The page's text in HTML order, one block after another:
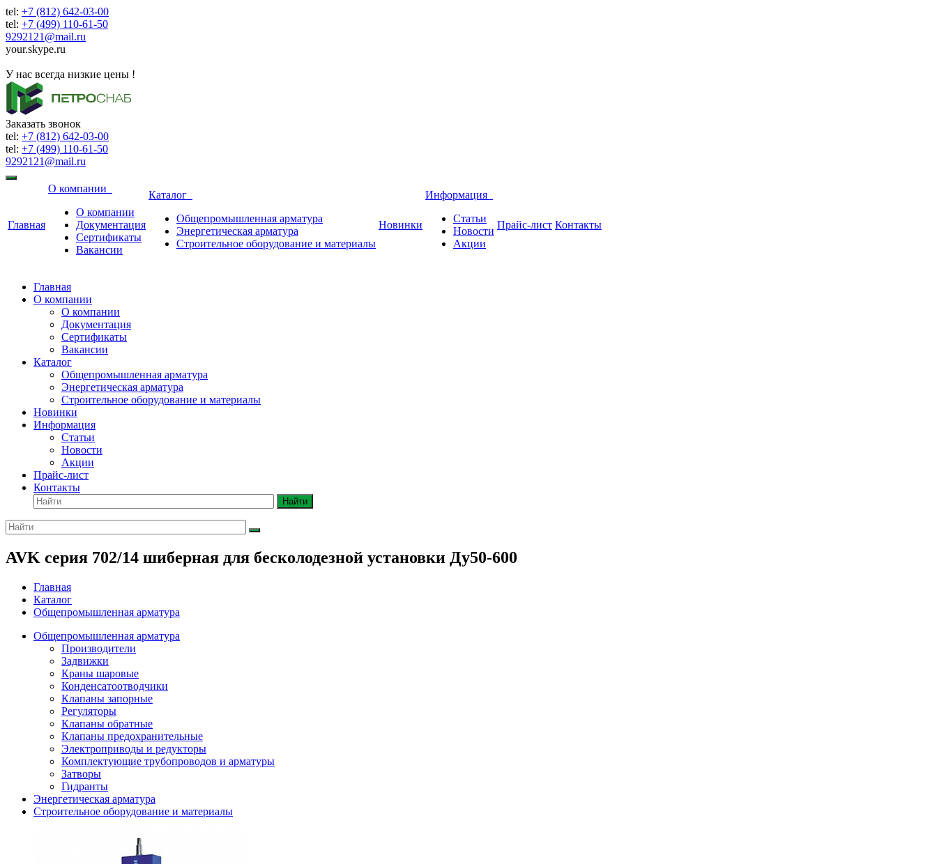
tel: +7 (812) 642-03-00
tel: +7 (499) 110-61-50
9292121@mail.ru
your.skype.ru
У нас всегда низкие цены !
Заказать звонок
tel: +7 (812) 642-03-00
tel: +7 (499) 110-61-50
9292121@mail.ru
Главная
О компании
О компании
Документация
Сертификаты
Вакансии
Каталог
Общепромышленная арматура
Энергетическая арматура
Строительное оборудование и материалы
Новинки
Информация
Статьи
Новости
Акции
Прайс-лист Контакты
Главная
О компании
О компании
Документация
Сертификаты
Вакансии
Каталог
Общепромышленная арматура
Энергетическая арматура
Строительное оборудование и материалы
Новинки
Информация
Статьи
Новости
Акции
Прайс-лист
Контакты
Найти
AVK серия 702/14 шиберная для бесколодезной установки Ду50-600
Главная
Каталог
Общепромышленная арматура
Общепромышленная арматура
Производители
Задвижки
Краны шаровые
Конденсатоотводчики
Клапаны запорные
Регуляторы
Клапаны обратные
Клапаны предохранительные
Электроприводы и редукторы
Комплектующие трубопроводов и арматуры
Затворы
Гидранты
Энергетическая арматура
Строительное оборудование и материалы